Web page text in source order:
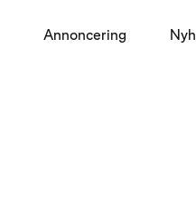
Annoncering